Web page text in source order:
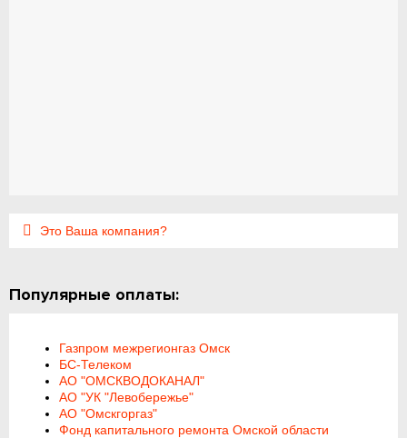
Это Ваша компания?
Популярные оплаты:
Газпром межрегионгаз Омск
БС-Телеком
АО "ОМСКВОДОКАНАЛ"
АО "УК "Левобережье"
АО "Омскгоргаз"
Фонд капитального ремонта Омской области